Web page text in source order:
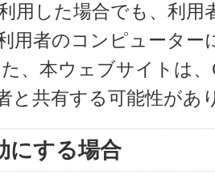
用した場合でも、利用
用者のコンピュータ
、本ウェブサイトは
と共有する可能性があ
にする場合